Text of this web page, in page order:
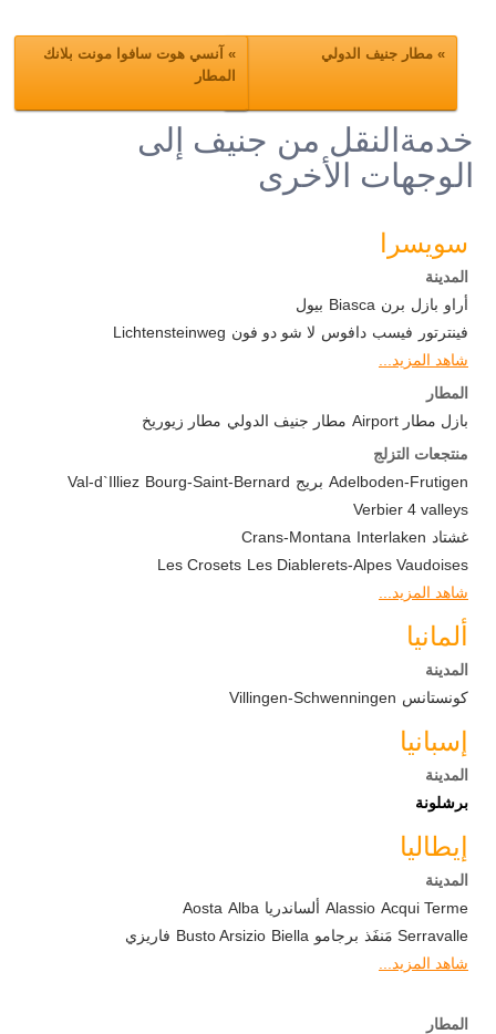
» مطار جنيف الدولي » آنسي هوت سافوا مونت بلانك
المطار
خدمةالنقل من جنيف إلى
الوجهات الأخرى
سويسرا
المدينة
أراو بازل برن Biasca بيول
فينترتور
فيسب دافوس لا شو دو فون Lichtensteinweg
شاهد المزيد...
المطار
بازل مطار Airport
مطار جنيف الدولي مطار زيوريخ
منتجعات التزلج
Adelboden-Frutigen بريج Bourg-Saint-Bernard
Val-d`Illiez
Verbier 4 valleys
غشتاد Interlaken
Crans-Montana
Les Diablerets-Alpes Vaudoises
Les Crosets
شاهد المزيد...
ألمانيا
المدينة
كونستانس Villingen-Schwenningen
إسبانيا
المدينة
برشلونة
إيطاليا
المدينة
Acqui Terme
Alassio ألساندريا Alba
Aosta
Serravalle مَنفَذ
برجامو Biella
Busto Arsizio فاريزي
شاهد المزيد...
المطار